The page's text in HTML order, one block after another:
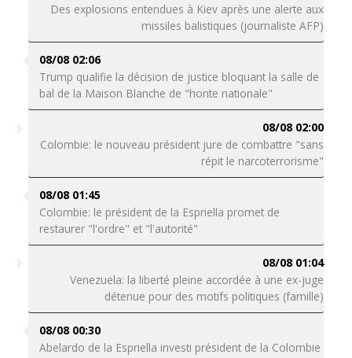
Des explosions entendues à Kiev après une alerte aux
missiles balistiques (journaliste AFP)
08/08 02:06
Trump qualifie la décision de justice bloquant la salle de
bal de la Maison Blanche de "honte nationale"
08/08 02:00
Colombie: le nouveau président jure de combattre "sans
répit le narcoterrorisme"
08/08 01:45
Colombie: le président de la Espriella promet de
restaurer "l'ordre" et "l'autorité"
08/08 01:04
Venezuela: la liberté pleine accordée à une ex-juge
détenue pour des motifs politiques (famille)
08/08 00:30
Abelardo de la Espriella investi président de la Colombie